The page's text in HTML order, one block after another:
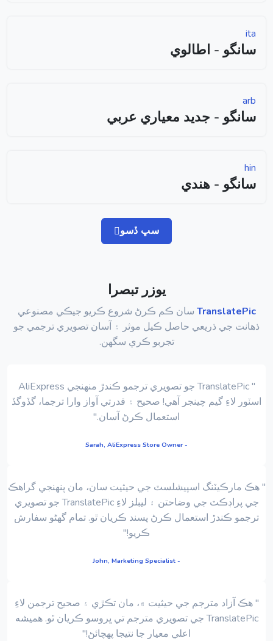
ita
سانگو - اطالوي
arb
سانگو - جديد معياري عربي
hin
سانگو - هندي
سڀ ڏسو
يوزر تبصرا
TranslatePic سان ڪم ڪرڻ شروع ڪريو جيڪي مصنوعي
ذهانت جي ذريعي حاصل ڪيل موثر ۽ آسان تصويري ترجمي جو
تجربو ڪري سگهن.
" TranslatePic جو تصويري ترجمو ڪندڙ منهنجي AliExpress
اسٽور لاءِ گيم چينجر آهي! صحيح ۽ قدرتي آواز وارا ترجما، گڏوگڏ
استعمال ڪرڻ آسان."
- Sarah, AliExpress Store Owner
" هڪ مارڪيٽنگ اسپيشلسٽ جي حيثيت سان، مان پنهنجي گراهڪ
جي پراڊڪٽ جي وضاحتن ۽ ليبلز لاءِ TranslatePic جو تصويري
ترجمو ڪندڙ استعمال ڪرڻ پسند ڪريان ٿو. تمام گھڻو سفارش
ڪريو!"
- John, Marketing Specialist
" هڪ آزاد مترجم جي حيثيت ۾، مان تڪڙي ۽ صحيح ترجمن لاءِ
TranslatePic جي تصويري مترجم تي ڀروسو ڪريان ٿو. هميشه
اعلي معيار جا نتيجا پهچائڻ!"